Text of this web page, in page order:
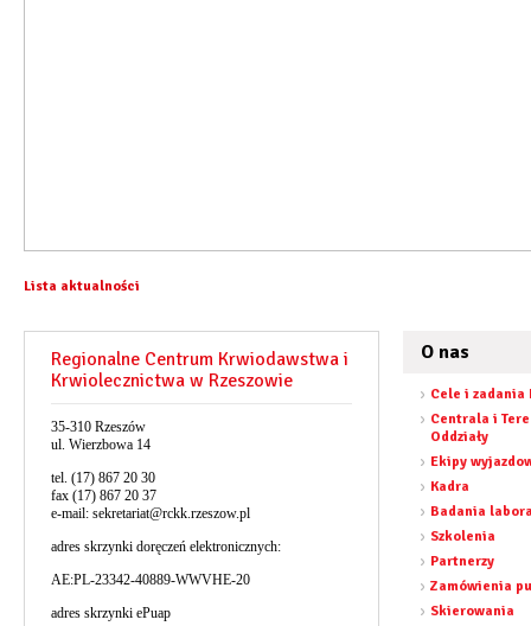
Lista aktualności
Regionalne Centrum Krwiodawstwa i
Krwiolecznictwa w Rzeszowie
35-310 Rzeszów
ul. Wierzbowa 14
tel. (17) 867 20 30
fax (17) 867 20 37
e-mail: sekretariat@rckk.rzeszow.pl
adres skrzynki doręczeń elektronicznych:
AE:PL-23342-40889-WWVHE-20
adres skrzynki ePuap
O nas
Cele i zadania
Centrala i
Oddziały
Ekipy
Kadra
Badania
Szkolenia
Partnerzy
Zamówienia
Skierowania